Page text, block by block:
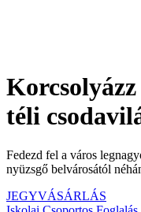
téli
Fedezd fel a város
nyüzsgő belvárosától
JEGYVÁSÁRLÁS